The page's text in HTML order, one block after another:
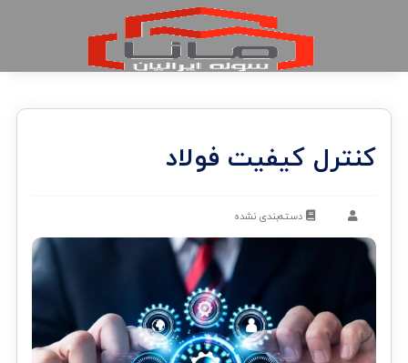
کنترل کیفیت فولاد
دسته‌بندی نشده